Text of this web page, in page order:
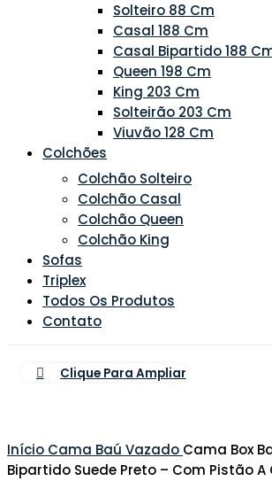
Solteiro 88 Cm
Casal 188 Cm
Casal Bipartido 188
Queen 198 Cm
King 203 Cm
Solteirão 203 Cm
Viuvão 128 Cm
Colchões
Colchão Solteiro
Colchão Casal
Colchão Queen
Colchão King
Sofas
Triplex
Todos Os Produtos
Contato
Clique Para Ampliar
Início Cama Baú Vazado Cama Box
Bipartido Suede Preto – Com Pistão A